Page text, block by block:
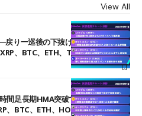
View All
戻り一巡後の下抜けで0.95ドルを試
、BTC、ETH、TAKE
間足長期HMA突破で雲下端を目指す
、BTC、ETH、HOME